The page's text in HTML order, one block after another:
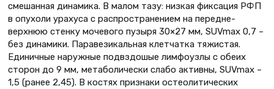
смешанная динамика. В малом тазу: низкая фиксация РФП
в опухоли урахуса с распространением на передне-
верхнюю стенку мочевого пузыря 30×27 мм, SUVmax 0,7 –
без динамики. Паравезикальная клетчатка тяжистая.
Единичные наружные подвздошые лимфоузлы с обеих
сторон до 9 мм, метаболически слабо активны, SUVmax –
1,5 (ранее 2,45). В костях признаки остеолитических